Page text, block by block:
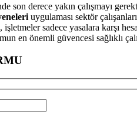
derece yakın çalışmayı
uygulaması sektör
sadece yasalara karşı
en önemli güvencesi sağlıklı